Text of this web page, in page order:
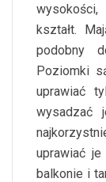
kształt.
podobny
Poziomki
uprawiać
wysadzać
uprawiać
balkonie i